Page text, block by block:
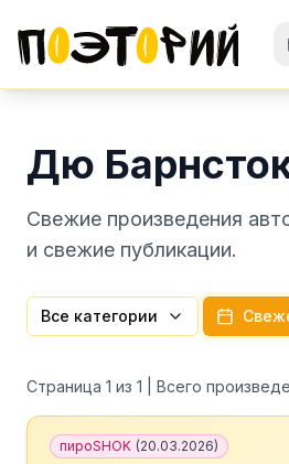
Дю
Свежие произведения
и свежие публикации.
Все категории
Страница 1 из 1 | Всего
пироSHOK (20.03.2026)